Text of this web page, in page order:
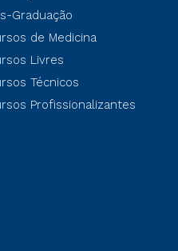
Graduação
de Medicina
Livres
Técnicos
Profissionalizantes